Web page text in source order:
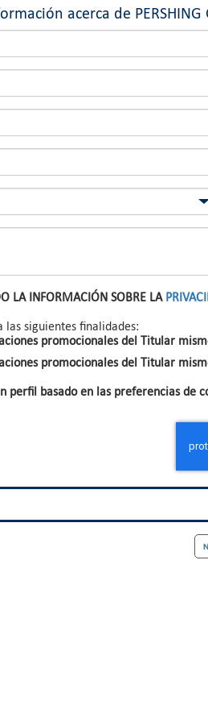
acerca de PERSHING
LA INFORMACIÓN SOBRE LA
siguientes finalidades:
promocionales del Titular
promocionales del Titular
perfil basado en las preferencias de